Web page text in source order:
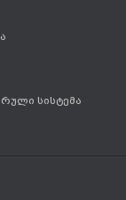
სისტემა